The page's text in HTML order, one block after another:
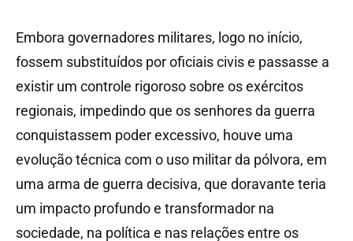
Embora governadores militares, logo no início,
fossem substituídos por oficiais civis e passasse a
existir um controle rigoroso sobre os exércitos
regionais, impedindo que os senhores da guerra
conquistassem poder excessivo, houve uma
evolução técnica com o uso militar da pólvora, em
uma arma de guerra decisiva, que doravante teria
um impacto profundo e transformador na
sociedade, na política e nas relações entre os